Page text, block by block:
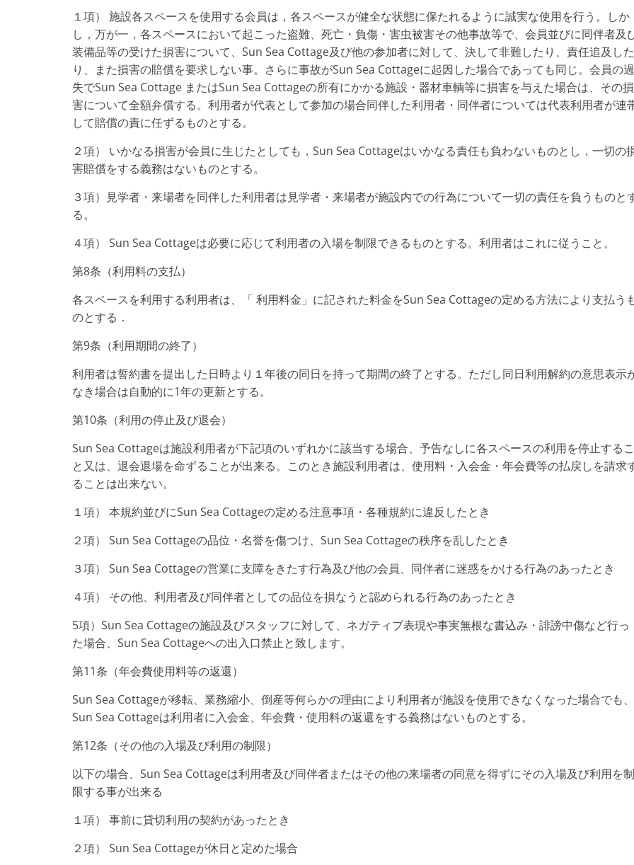
１項） 施設各スペースを使用する会員は，各スペースが健全な状態に保たれるように誠実な使用を行う。しか
し，万が一，各スペースにおいて起こった盗難、死亡・負傷・害虫被害その他事故等で、会員並びに同伴者及
装備品等の受けた損害について、Sun Sea Cottage及び他の参加者に対して、決して非難したり、責任追及した
り、また損害の賠償を要求しない事。さらに事故がSun Sea Cottageに起因した場合であっても同じ。会員の過
失でSun Sea Cottage またはSun Sea Cottageの所有にかかる施設・器材車輌等に損害を与えた場合は、その損
害について全額弁償する。利用者が代表として参加の場合同伴した利用者・同伴者については代表利用者が連
して賠償の責に任ずるものとする。
２項） いかなる損害が会員に生じたとしても，Sun Sea Cottageはいかなる責任も負わないものとし，一切の
害賠償をする義務はないものとする。
３項）見学者・来場者を同伴した利用者は見学者・来場者が施設内での行為について一切の責任を負うものと
る。
４項） Sun Sea Cottageは必要に応じて利用者の入場を制限できるものとする。利用者はこれに従うこと。
第8条（利用料の支払）
各スペースを利用する利用者は、「 利用料金」に記された料金をSun Sea Cottageの定める方法により支払う
のとする．
第9条（利用期間の終了）
利用者は誓約書を提出した日時より１年後の同日を持って期間の終了とする。ただし同日利用解約の意思表示
なき場合は自動的に1年の更新とする。
第10条（利用の停止及び退会）
Sun Sea Cottageは施設利用者が下記項のいずれかに該当する場合、予告なしに各スペースの利用を停止するこ
と又は、退会退場を命ずることが出来る。このとき施設利用者は、使用料・入会金・年会費等の払戻しを請求
ることは出来ない。
１項） 本規約並びにSun Sea Cottageの定める注意事項・各種規約に違反したとき
２項） Sun Sea Cottageの品位・名誉を傷つけ、Sun Sea Cottageの秩序を乱したとき
３項） Sun Sea Cottageの営業に支障をきたす行為及び他の会員、同伴者に迷惑をかける行為のあったとき
４項） その他、利用者及び同伴者としての品位を損なうと認められる行為のあったとき
5項）Sun Sea Cottageの施設及びスタッフに対して、ネガティブ表現や事実無根な書込み・誹謗中傷など行っ
た場合、Sun Sea Cottageへの出入口禁止と致します。
第11条（年会費使用料等の返還）
Sun Sea Cottageが移転、業務縮小、倒産等何らかの理由により利用者が施設を使用できなくなった場合でも、
Sun Sea Cottageは利用者に入会金、年会費・使用料の返還をする義務はないものとする。
第12条（その他の入場及び利用の制限）
以下の場合、Sun Sea Cottageは利用者及び同伴者またはその他の来場者の同意を得ずにその入場及び利用を制
限する事が出来る
１項） 事前に貸切利用の契約があったとき
２項） Sun Sea Cottageが休日と定めた場合